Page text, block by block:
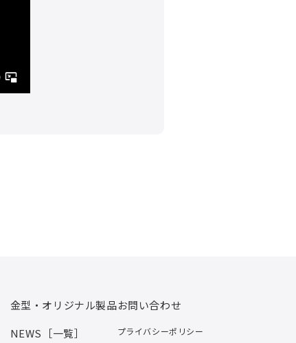
金型・オリジナル製品
NEWS［一覧］
お問い合わせ
プライバシーポリシー